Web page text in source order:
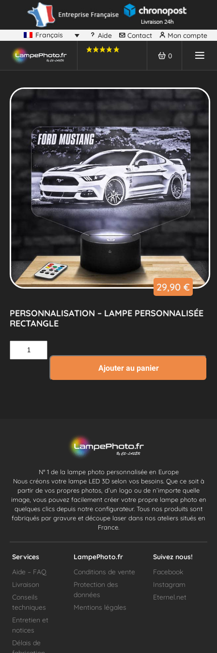
Français Aide Contact Mon compte
0
29,90 €
PERSONNALISATION – LAMPE PERSONNALISÉE
RECTANGLE
Ajouter au panier
N° 1 de la lampe photo personnalisée en Europe
Nous créons votre lampe LED 3D selon vos besoins. Que ce soit à
partir de vos propres photos, d’un logo ou de n’importe quelle
image, vous pouvez facilement créer votre propre lampe photo en
quelques clics depuis notre configurateur. Tous nos produits sont
fabriqués par gravure et découpe laser dans nos ateliers situés en
France.
Services
Aide – FAQ
Livraison
Conseils
techniques
Entretien et
notices
Délais de
LampePhoto.fr
Conditions de vente
Protection des
données
Mentions légales
Suivez nous!
Facebook
Instagram
Eternel.net